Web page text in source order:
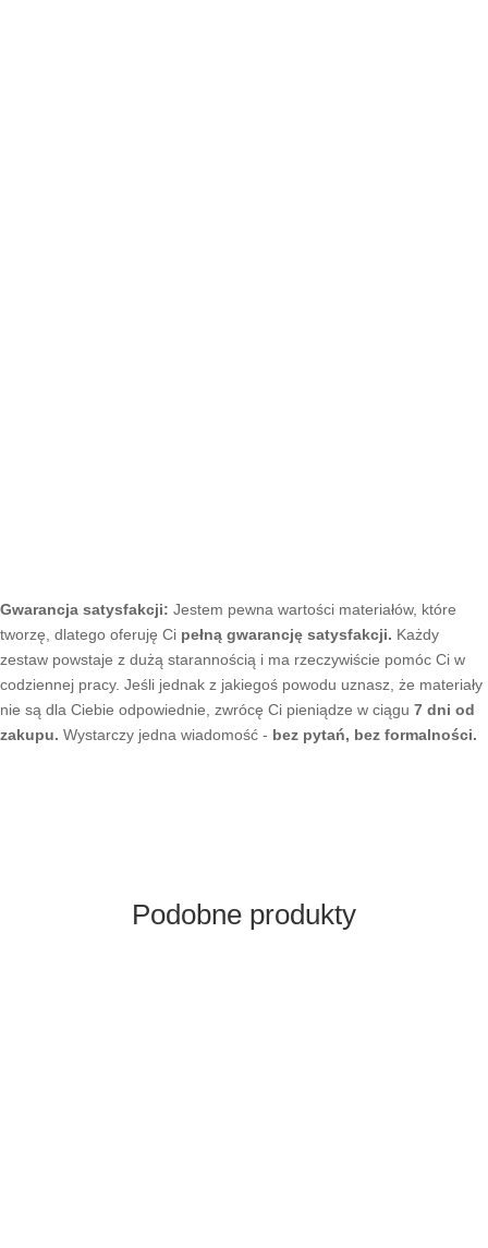
Gwarancja satysfakcji: Jestem pewna wartości materiałów, które
tworzę, dlatego oferuję Ci pełną gwarancję satysfakcji. Każdy
zestaw powstaje z dużą starannością i ma rzeczywiście pomóc Ci w
codziennej pracy. Jeśli jednak z jakiegoś powodu uznasz, że materiały
nie są dla Ciebie odpowiednie, zwrócę Ci pieniądze w ciągu 7 dni od
zakupu. Wystarczy jedna wiadomość - bez pytań, bez formalności.
Podobne produkty